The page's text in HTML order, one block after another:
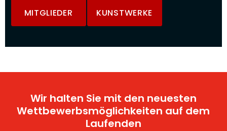
MITGLIEDER KUNSTWERKE
Wir halten Sie mit den neuesten
Wettbewerbsmöglichkeiten auf dem
Laufenden